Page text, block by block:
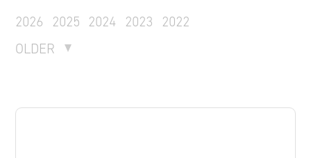
2026 2025 2024 2023
2022
OLDER